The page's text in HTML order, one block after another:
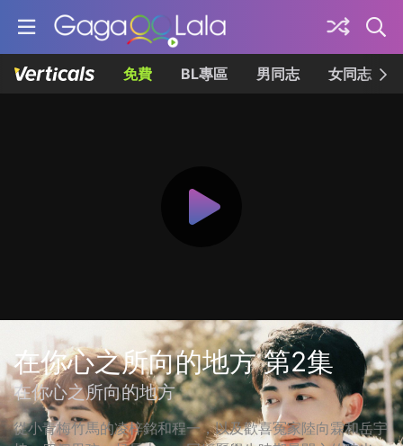
免費 BL專區 男同志 女同志
在你心之所向的地方 第2集
在你心之所向的地方
從小青梅竹馬的凌梓銘和程一，以及歡喜冤家陸向霖和岳宇